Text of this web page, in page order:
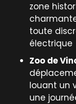
zone
toute
électrique
Zoo de
louant un
une